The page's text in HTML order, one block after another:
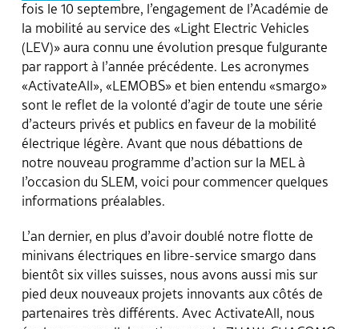
fois le 10 septembre, l’engagement de l’Académie de
la mobilité au service des «Light Electric Vehicles
(LEV)» aura connu une évolution presque fulgurante
par rapport à l’année précédente. Les acronymes
«ActivateAll», «LEMOBS» et bien entendu «smargo»
sont le reflet de la volonté d’agir de toute une série
d’acteurs privés et publics en faveur de la mobilité
électrique légère. Avant que nous débattions de
notre nouveau programme d’action sur la MEL à
l’occasion du SLEM, voici pour commencer quelques
informations préalables.
L’an dernier, en plus d’avoir doublé notre flotte de
minivans électriques en libre-service smargo dans
bientôt six villes suisses, nous avons aussi mis sur
pied deux nouveaux projets innovants aux côtés de
partenaires très différents. Avec ActivateAll, nous